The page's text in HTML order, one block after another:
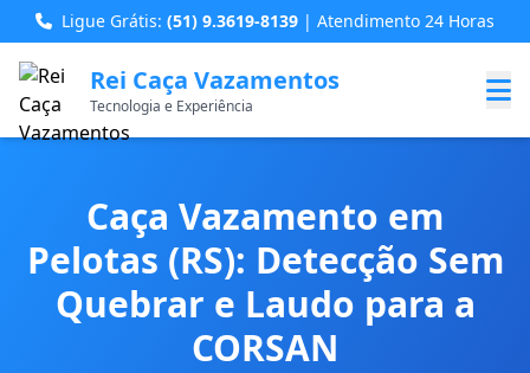
Ligue Grátis: (51) 9.3619-8139 | Atendimento 24 Horas
Rei Caça Vazamentos
Tecnologia e Experiência
Caça Vazamento em
Pelotas (RS): Detecção Sem
Quebrar e Laudo para a
CORSAN